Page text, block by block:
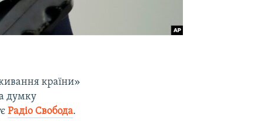
країни»
думку
Радіо Свобода.